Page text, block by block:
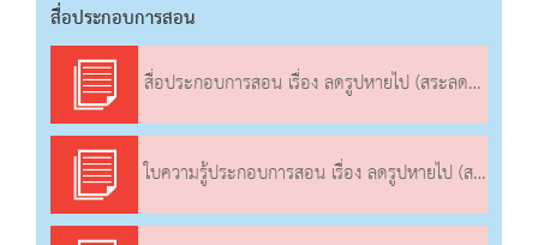
สื่อประกอบการสอน
สื่อประกอบการสอน เรื่อง ลดรูปหายไป (สระลดรูป)
ใบความรู้ประกอบการสอน เรื่อง ลดรูปหายไป (สระลดรูป)